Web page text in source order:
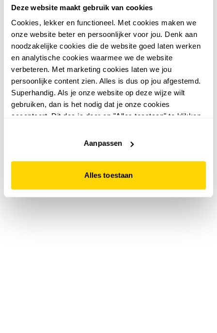
Deze website maakt gebruik van cookies
Cookies, lekker en functioneel. Met cookies maken we
onze website beter en persoonlijker voor jou. Denk aan
noodzakelijke cookies die de website goed laten werken
en analytische cookies waarmee we de website
verbeteren. Met marketing cookies laten we jou
persoonlijke content zien. Alles is dus op jou afgestemd.
Superhandig. Als je onze website op deze wijze wilt
gebruiken, dan is het nodig dat je onze cookies
accepteert. Dit doe je door op "Alles toestaan" te klikken.
website niet optimaal functioneert.
Aanpassen
Alles toestaan